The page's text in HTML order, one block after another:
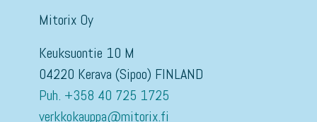
Mitorix Oy
Keuksuontie 10 M
04220 Kerava (Sipoo) FINLAND
Puh. +358 40 725 1725
verkkokauppa@mitorix.fi